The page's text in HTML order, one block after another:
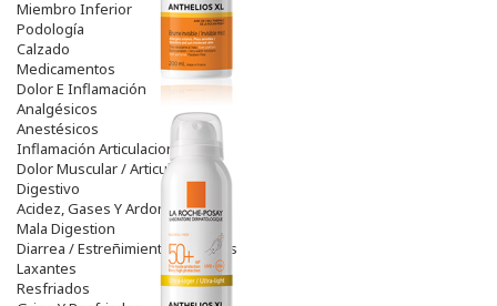
Miembro Inferior
Podología
Calzado
Medicamentos
Dolor E Inflamación
Analgésicos
Anestésicos
Inflamación Articulaciones
Dolor Muscular / Articular
Digestivo
Acidez, Gases Y Ardores
Mala Digestion
Diarrea / Estreñimiento / Vómitos
Laxantes
Resfriados